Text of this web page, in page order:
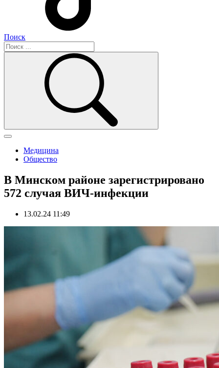
Поиск
Медицина
Общество
В Минском районе зарегистрировано
572 случая ВИЧ-инфекции
13.02.24 11:49